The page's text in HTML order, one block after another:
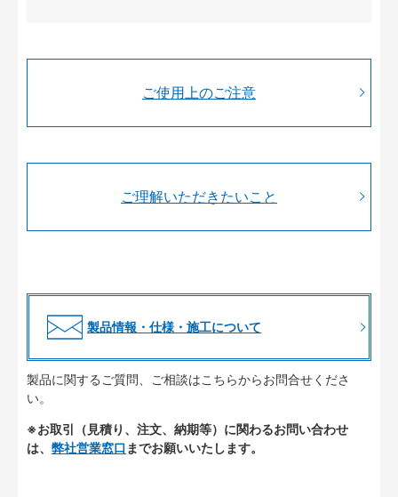
ご使用上のご注意
ご理解いただきたいこと
製品情報・仕様・施工について
製品に関するご質問、ご相談はこちらからお問合せくださ
い。
※お取引（見積り、注文、納期等）に関わるお問い合わせ
は、 弊社営業窓口 までお願いいたします。